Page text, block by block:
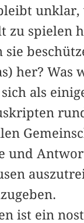
zu spielen
her? Was
als
und
ist ein